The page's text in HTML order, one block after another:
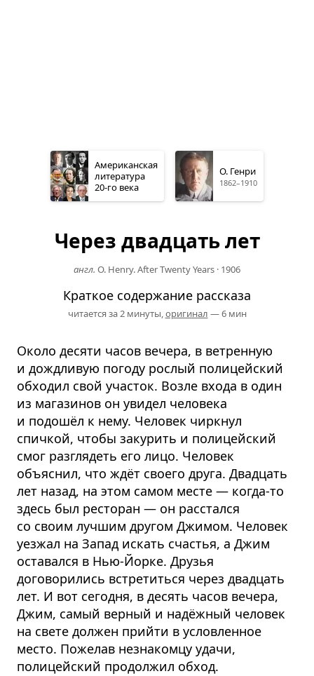
Американская
литература
20-го века
О. Генри
1862–1910
Через двадцать лет
англ. O. Henry. After Twenty Years · 1906
Краткое содержание рассказа
читается за 2 минуты,оригинал — 6 мин
Около десяти часов вечера, в ветренную
и дождливую погоду рослый полицейский
обходил свой участок. Возле входа в один
из магазинов он увидел человека
и подошёл к нему. Человек чиркнул
спичкой, чтобы закурить и полицейский
смог разглядеть его лицо. Человек
объяснил, что ждёт своего друга. Двадцать
лет назад, на этом самом месте — когда-то
здесь был ресторан — он расстался
со своим лучшим другом Джимом. Человек
уезжал на Запад искать счастья, а Джим
оставался в Нью-Йорке. Друзья
договорились встретиться через двадцать
лет. И вот сегодня, в десять часов вечера,
Джим, самый верный и надёжный человек
на свете должен прийти в условленное
место. Пожелав незнакомцу удачи,
полицейский продолжил обход.